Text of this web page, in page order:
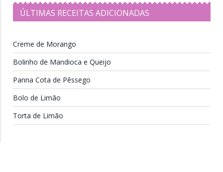
ÚLTIMAS RECEITAS ADICIONADAS
Creme de Morango
Bolinho de Mandioca e Queijo
Panna Cota de Pêssego
Bolo de Limão
Torta de Limão